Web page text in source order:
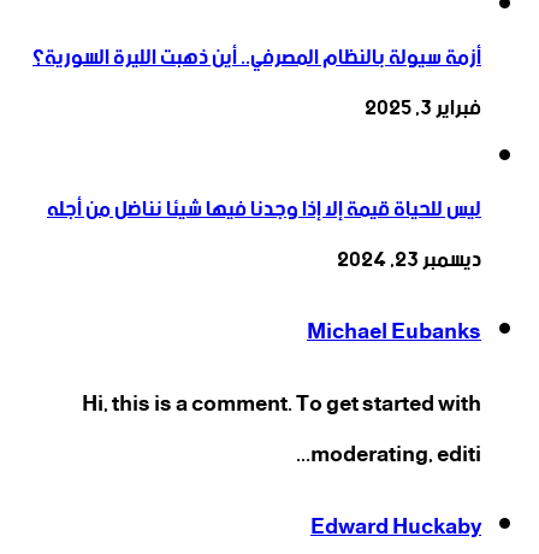
أزمة سيولة بالنظام المصرفي.. أين ذهبت الليرة السورية؟
فبراير 3, 2025
ليس للحياة قيمة إلا إذا وجدنا فيها شيئا نناضل من أجله
ديسمبر 23, 2024
Michael Eubanks
Hi, this is a comment. To get started with
moderating, editi...
Edward Huckaby